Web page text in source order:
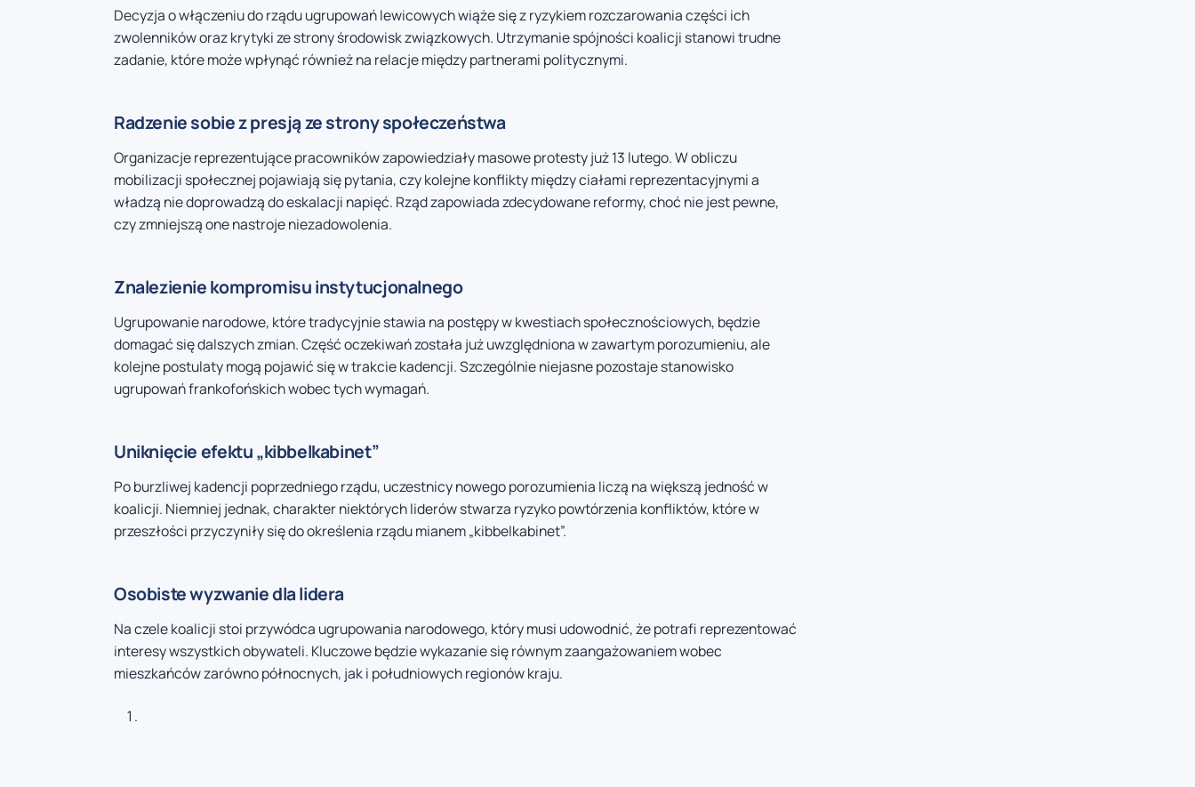
Decyzja o włączeniu do rządu ugrupowań lewicowych wiąże się z ryzykiem rozczarowania części ich
zwolenników oraz krytyki ze strony środowisk związkowych. Utrzymanie spójności koalicji stanowi trudne
zadanie, które może wpłynąć również na relacje między partnerami politycznymi.
Radzenie sobie z presją ze strony społeczeństwa
Organizacje reprezentujące pracowników zapowiedziały masowe protesty już 13 lutego. W obliczu
mobilizacji społecznej pojawiają się pytania, czy kolejne konflikty między ciałami reprezentacyjnymi a
władzą nie doprowadzą do eskalacji napięć. Rząd zapowiada zdecydowane reformy, choć nie jest pewne,
czy zmniejszą one nastroje niezadowolenia.
Znalezienie kompromisu instytucjonalnego
Ugrupowanie narodowe, które tradycyjnie stawia na postępy w kwestiach społecznościowych, będzie
domagać się dalszych zmian. Część oczekiwań została już uwzględniona w zawartym porozumieniu, ale
kolejne postulaty mogą pojawić się w trakcie kadencji. Szczególnie niejasne pozostaje stanowisko
ugrupowań frankofońskich wobec tych wymagań.
Uniknięcie efektu „kibbelkabinet”
Po burzliwej kadencji poprzedniego rządu, uczestnicy nowego porozumienia liczą na większą jedność w
koalicji. Niemniej jednak, charakter niektórych liderów stwarza ryzyko powtórzenia konfliktów, które w
przeszłości przyczyniły się do określenia rządu mianem „kibbelkabinet”.
Osobiste wyzwanie dla lidera
Na czele koalicji stoi przywódca ugrupowania narodowego, który musi udowodnić, że potrafi reprezentować
interesy wszystkich obywateli. Kluczowe będzie wykazanie się równym zaangażowaniem wobec
mieszkańców zarówno północnych, jak i południowych regionów kraju.